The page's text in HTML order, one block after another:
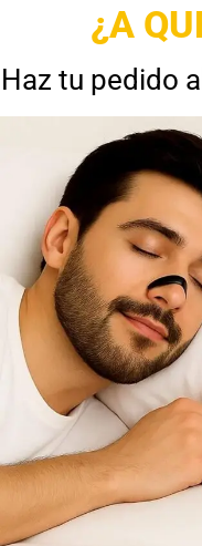
¿A
Haz tu pedido